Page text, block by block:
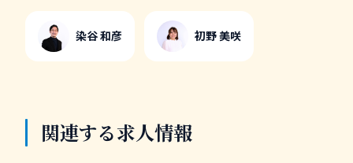
染谷 和彦 初野 美咲
関連する求人情報